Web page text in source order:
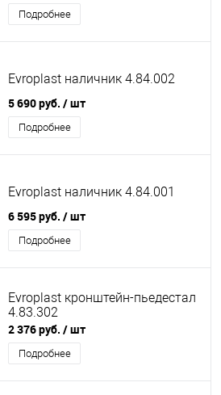
Подробнее
Evroplast наличник 4.84.002
5 690 руб. / шт
Подробнее
Evroplast наличник 4.84.001
6 595 руб. / шт
Подробнее
Evroplast кронштейн-пьедестал
4.83.302
2 376 руб. / шт
Подробнее